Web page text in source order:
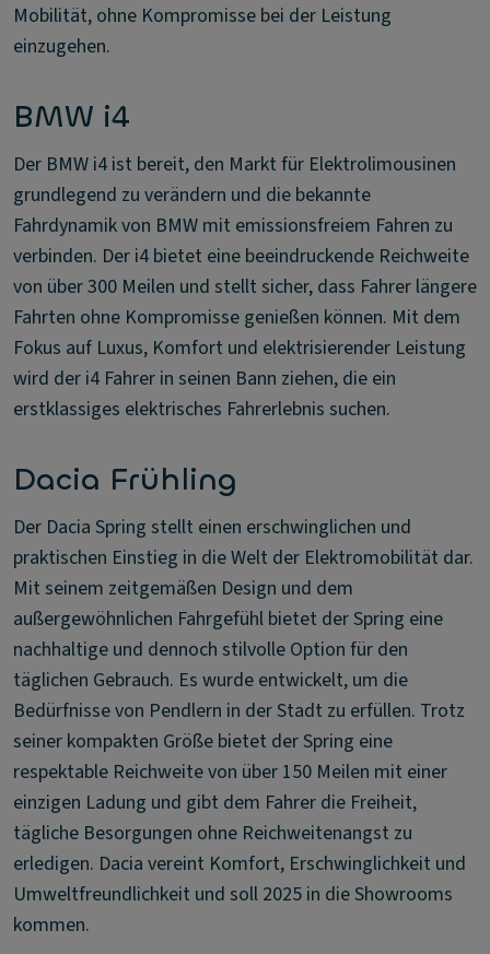
Mobilität, ohne Kompromisse bei der Leistung
einzugehen.
BMW i4
Der BMW i4 ist bereit, den Markt für Elektrolimousinen
grundlegend zu verändern und die bekannte
Fahrdynamik von BMW mit emissionsfreiem Fahren zu
verbinden. Der i4 bietet eine beeindruckende Reichweite
von über 300 Meilen und stellt sicher, dass Fahrer längere
Fahrten ohne Kompromisse genießen können. Mit dem
Fokus auf Luxus, Komfort und elektrisierender Leistung
wird der i4 Fahrer in seinen Bann ziehen, die ein
erstklassiges elektrisches Fahrerlebnis suchen.
Dacia Frühling
Der Dacia Spring stellt einen erschwinglichen und
praktischen Einstieg in die Welt der Elektromobilität dar.
Mit seinem zeitgemäßen Design und dem
außergewöhnlichen Fahrgefühl bietet der Spring eine
nachhaltige und dennoch stilvolle Option für den
täglichen Gebrauch. Es wurde entwickelt, um die
Bedürfnisse von Pendlern in der Stadt zu erfüllen. Trotz
seiner kompakten Größe bietet der Spring eine
respektable Reichweite von über 150 Meilen mit einer
einzigen Ladung und gibt dem Fahrer die Freiheit,
tägliche Besorgungen ohne Reichweitenangst zu
erledigen. Dacia vereint Komfort, Erschwinglichkeit und
Umweltfreundlichkeit und soll 2025 in die Showrooms
kommen.